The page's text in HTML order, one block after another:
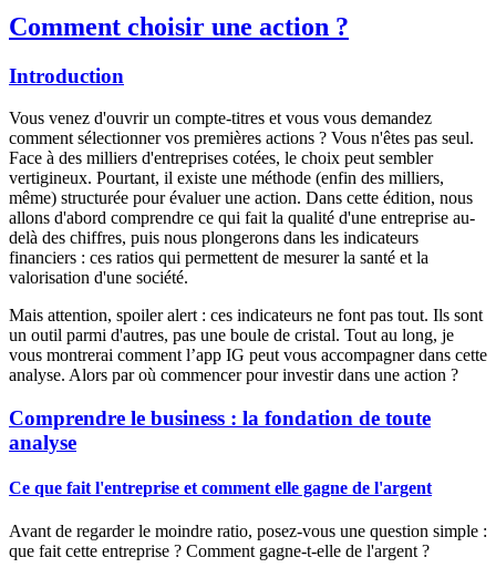
Comment choisir une action ?
Introduction
Vous venez d'ouvrir un compte-titres et vous vous demandez
comment sélectionner vos premières actions ? Vous n'êtes pas seul.
Face à des milliers d'entreprises cotées, le choix peut sembler
vertigineux. Pourtant, il existe une méthode (enfin des milliers,
même) structurée pour évaluer une action. Dans cette édition, nous
allons d'abord comprendre ce qui fait la qualité d'une entreprise au-
delà des chiffres, puis nous plongerons dans les indicateurs
financiers : ces ratios qui permettent de mesurer la santé et la
valorisation d'une société.
Mais attention, spoiler alert : ces indicateurs ne font pas tout. Ils sont
un outil parmi d'autres, pas une boule de cristal. Tout au long, je
vous montrerai comment l’app IG peut vous accompagner dans cette
analyse. Alors par où commencer pour investir dans une action ?
Comprendre le business : la fondation de toute
analyse
Ce que fait l'entreprise et comment elle gagne de l'argent
Avant de regarder le moindre ratio, posez-vous une question simple :
que fait cette entreprise ? Comment gagne-t-elle de l'argent ?